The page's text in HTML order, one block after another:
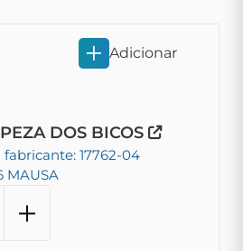
DOS BICOS
fabricante: 17762-04
MAUSA
Adicionar